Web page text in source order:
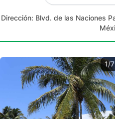
Dirección: Blvd. de las Naciones
1/